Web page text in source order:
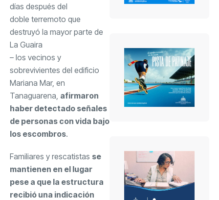
días después del
doble terremoto que
destruyó la mayor parte de
La Guaira
– los vecinos y
sobrevivientes del edificio
Mariana Mar, en
Tanaguarena, afirmaron
haber detectado señales
de personas con vida bajo
los escombros.
Familiares y rescatistas se
mantienen en el lugar
pese a que la estructura
recibió una indicación